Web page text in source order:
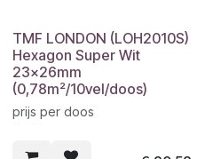
TMF LONDON (LOH2010S)
Hexagon Super Wit
23x26mm
(0,78m²/10vel/doos)
prijs per doos